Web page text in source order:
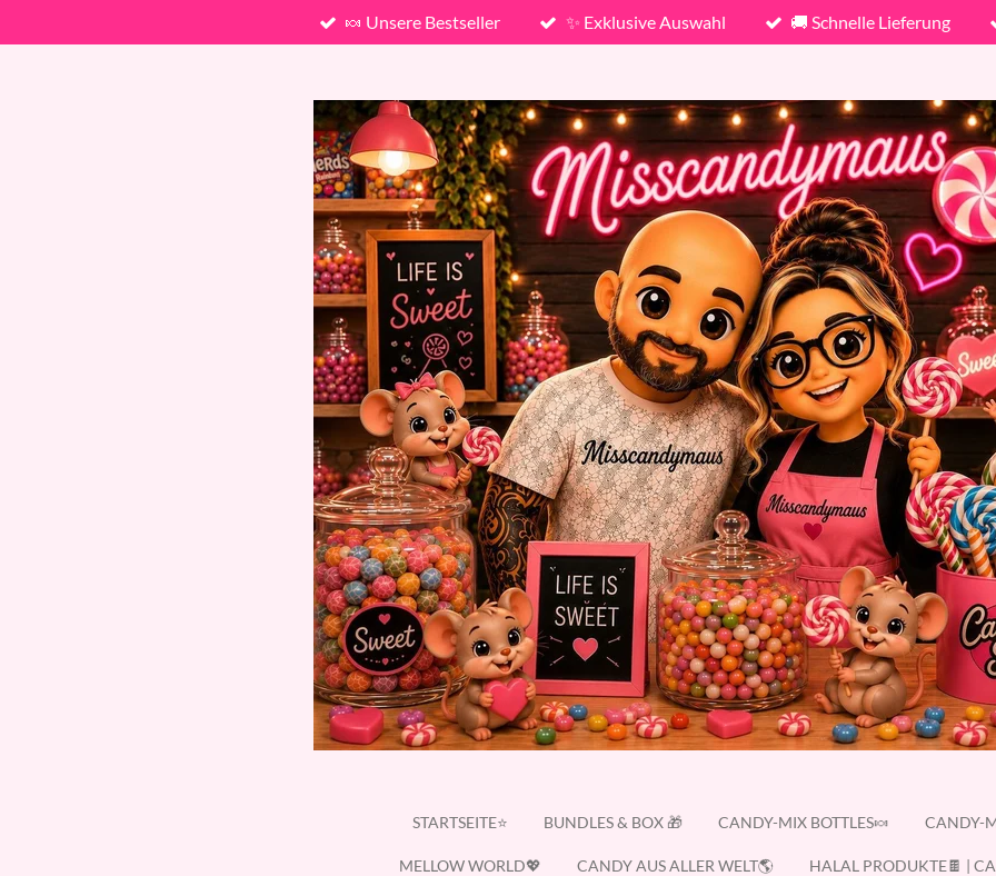
Hauptinhalt
🍬 Unsere Bestseller ✨ Exklusive Auswahl 🚚 Schnelle Lieferung
STARTSEITE⭐ BUNDLES & BOX 🎁 CANDY-MIX BOTTLES🍬 CANDY-
MELLOW WORLD💖 CANDY AUS ALLER WELT🌎 HALAL PRODUKTE🍫 |